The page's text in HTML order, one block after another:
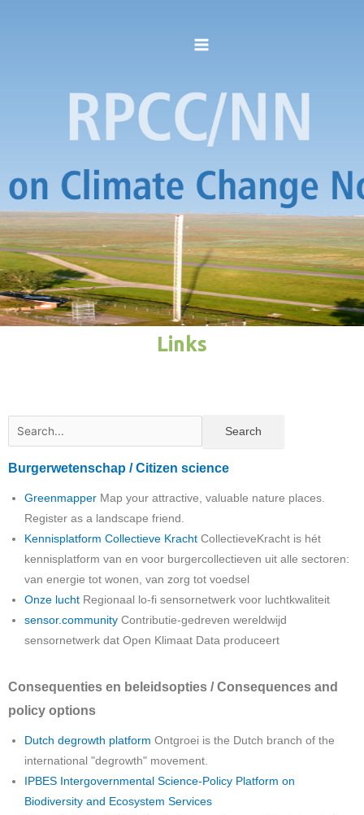
Links
Burgerwetenschap / Citizen science
Greenmapper Map your attractive, valuable nature places.
Register as a landscape friend.
Kennisplatform Collectieve Kracht CollectieveKracht is hét
kennisplatform van en voor burgercollectieven uit alle sectoren:
van energie tot wonen, van zorg tot voedsel
Onze lucht Regionaal lo-fi sensornetwerk voor luchtkwaliteit
sensor.community Contributie-gedreven wereldwijd
sensornetwerk dat Open Klimaat Data produceert
Consequenties en beleidsopties / Consequences and
policy options
Dutch degrowth platform Ontgroei is the Dutch branch of the
international "degrowth" movement.
IPBES Intergovernmental Science-Policy Platform on
Biodiversity and Ecosystem Services